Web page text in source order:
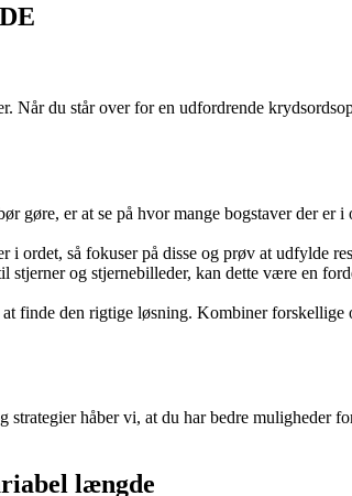
Når du står over for en udfordrende
gøre, er at se på hvor mange bogstaver der
i ordet, så fokuser på disse og prøv at udfylde
stjerner og stjernebilleder, kan dette være en
finde den rigtige løsning. Kombiner forskellige
håber vi, at du har bedre
længde